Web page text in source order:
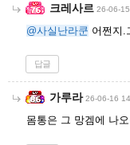
크레사르 26-06-
@사실난라쿤 어쩐지.
답글
가루라 26-06-16
몸통은 그 망겜에 나